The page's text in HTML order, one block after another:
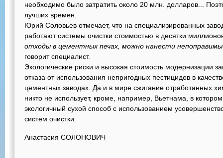
необходимо было затратить около 20 млн. долларов...
лучших времен.
Юрий Соловьев отмечает, что на специализированных
работают системы очистки стоимостью в десятки
отходы в цементных печах, можно нанести
говорит специалист.
Экологические риски и высокая стоимость модернизации
отказа от использования непригодных пестицидов в
цементных заводах. Да и в мире сжигание отработанных
никто не использует, кроме, например, Вьетнама, в
экологичный сухой способ с использованием
систем очистки.
Анастасия СОЛОНОВИЧ